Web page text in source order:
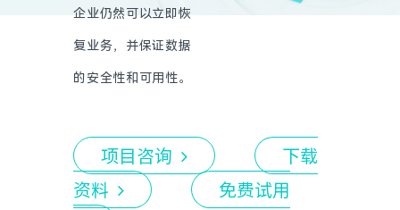
企业仍然可以立即恢
复业务，并保证数据
的安全性和可用性。
项目咨询
下载
资料
免费试用